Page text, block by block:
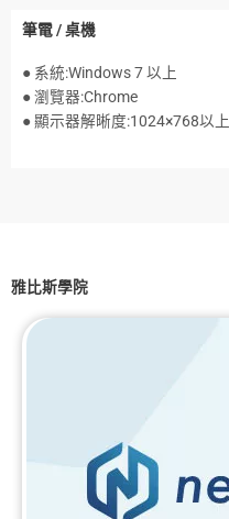
筆電 / 桌機
● 系統:Windows 7 以上
● 瀏覽器:Chrome
● 顯示器解晰度:1024×768以上
雅比斯學院